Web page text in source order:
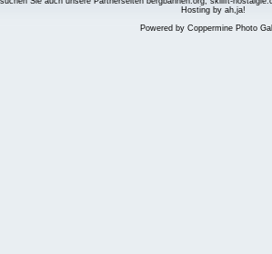
Hosting by ah,ja!
Powered by Coppermine Photo